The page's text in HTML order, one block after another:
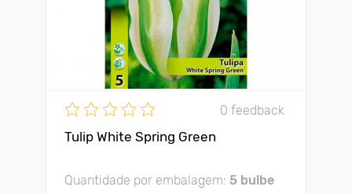
0 feedback
Tulip White Spring Green
Quantidade por embalagem: 5 bulbe